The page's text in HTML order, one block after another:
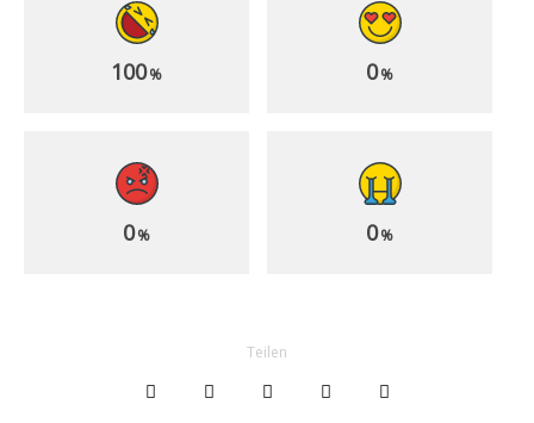
100% 0%
0% 0%
Teilen